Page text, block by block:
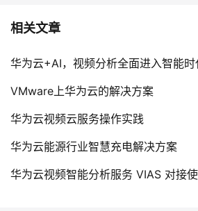
相关文章
华为云+AI，视频分析全面进入智能时
VMware上华为云的解决方案
华为云视频云服务操作实践
华为云能源行业智慧充电解决方案
华为云视频智能分析服务 VIAS 对接